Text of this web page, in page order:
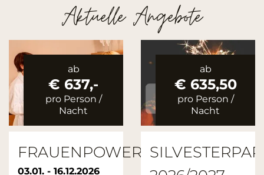
Aktuelle Angebote
FRAUENPOWER
03.01. - 16.12.2026
ab
€ 637,-
pro Person /
Nacht
ab
€ 635,50
pro Person /
Nacht